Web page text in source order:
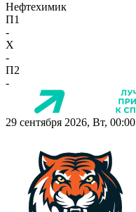
Нефтехимик
П1
-
X
-
П2
-
29 сентября 2026, Вт, 00:00